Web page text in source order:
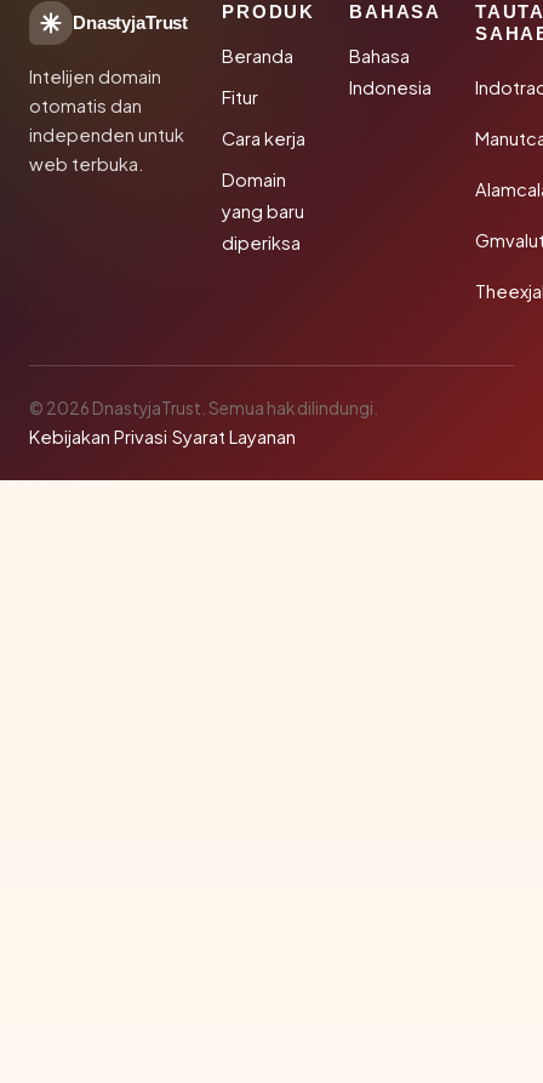
DnastyjaTrust
Intelijen domain
otomatis dan
independen untuk
web terbuka.
PRODUK
Beranda
Fitur
Cara kerja
Domain
yang baru
diperiksa
BAHASA
Bahasa
Indonesia
© 2026 DnastyjaTrust. Semua hak dilindungi.
Kebijakan Privasi·Syarat Layanan